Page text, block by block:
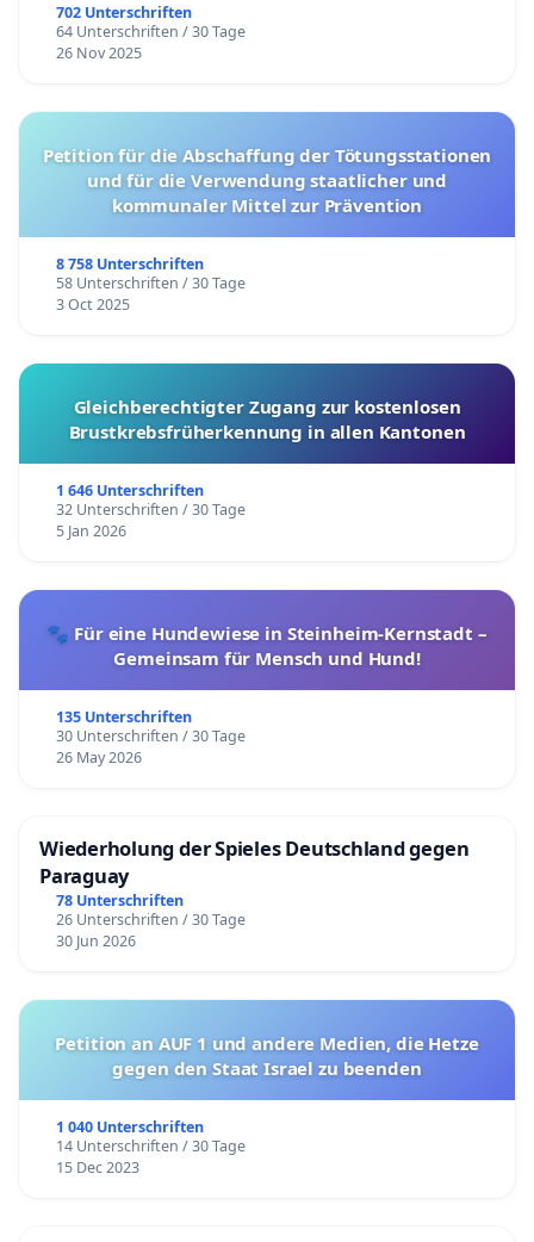
702 Unterschriften
64 Unterschriften / 30 Tage
26 Nov 2025
Petition für die Abschaffung der Tötungsstationen
und für die Verwendung staatlicher und
kommunaler Mittel zur Prävention
8 758 Unterschriften
58 Unterschriften / 30 Tage
3 Oct 2025
Gleichberechtigter Zugang zur kostenlosen
Brustkrebsfrüherkennung in allen Kantonen
1 646 Unterschriften
32 Unterschriften / 30 Tage
5 Jan 2026
🐾 Für eine Hundewiese in Steinheim-Kernstadt –
Gemeinsam für Mensch und Hund!
135 Unterschriften
30 Unterschriften / 30 Tage
26 May 2026
Wiederholung der Spieles Deutschland gegen
Paraguay
78 Unterschriften
26 Unterschriften / 30 Tage
30 Jun 2026
Petition an AUF 1 und andere Medien, die Hetze
gegen den Staat Israel zu beenden
1 040 Unterschriften
14 Unterschriften / 30 Tage
15 Dec 2023